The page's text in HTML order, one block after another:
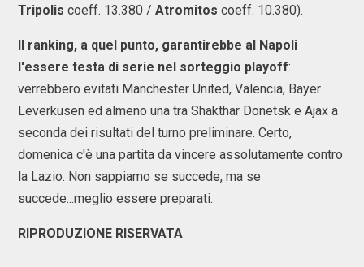
Tripolis coeff. 13.380 / Atromitos coeff. 10.380).
Il ranking, a quel punto, garantirebbe al Napoli
l'essere testa di serie nel sorteggio playoff:
verrebbero evitati Manchester United, Valencia, Bayer
Leverkusen ed almeno una tra Shakthar Donetsk e Ajax a
seconda dei risultati del turno preliminare. Certo,
domenica c'è una partita da vincere assolutamente contro
la Lazio. Non sappiamo se succede, ma se
succede...meglio essere preparati.
RIPRODUZIONE RISERVATA